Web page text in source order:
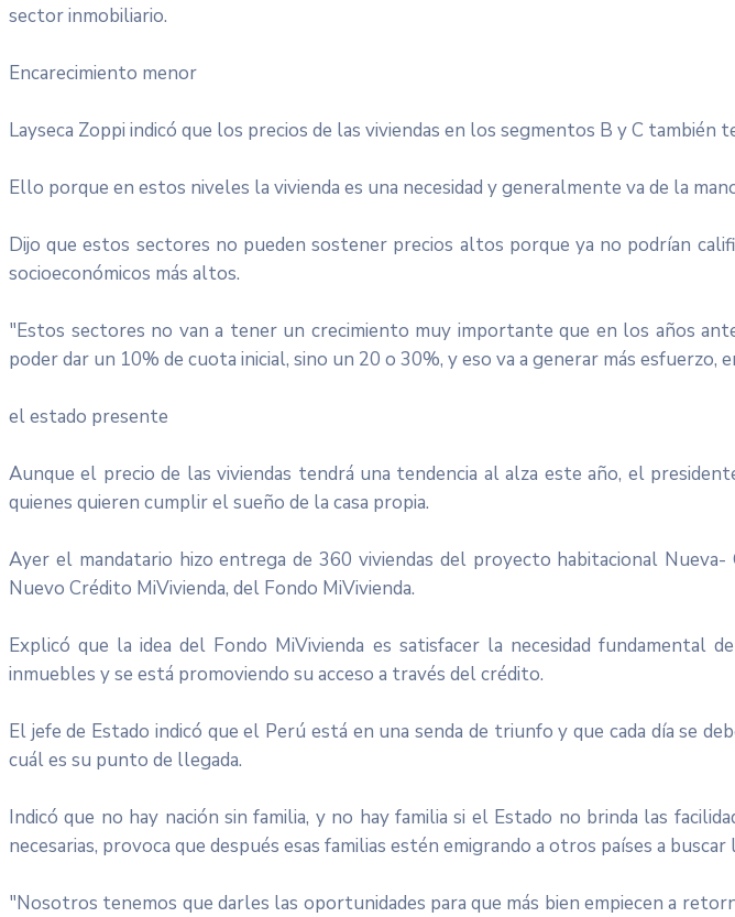
sector inmobiliario.
Encarecimiento menor
Layseca Zoppi indicó que los precios de las viviendas en los segmentos B y C también
Ello porque en estos niveles la vivienda es una necesidad y generalmente va de la
Dijo que estos sectores no pueden sostener precios altos porque ya no podrían
socioeconómicos más altos.
"Estos sectores no van a tener un crecimiento muy importante que en los años
poder dar un 10% de cuota inicial, sino un 20 o 30%, y eso va a generar más
el estado presente
Aunque el precio de las viviendas tendrá una tendencia al alza este año, el
quienes quieren cumplir el sueño de la casa propia.
Ayer el mandatario hizo entrega de 360 viviendas del proyecto habitacional
Nuevo Crédito MiVivienda, del Fondo MiVivienda.
Explicó que la idea del Fondo MiVivienda es satisfacer la necesidad
inmuebles y se está promoviendo su acceso a través del crédito.
El jefe de Estado indicó que el Perú está en una senda de triunfo y que cada día se
cuál es su punto de llegada.
Indicó que no hay nación sin familia, y no hay familia si el Estado no brinda las
necesarias, provoca que después esas familias estén emigrando a otros países a
"Nosotros tenemos que darles las oportunidades para que más bien empiecen a